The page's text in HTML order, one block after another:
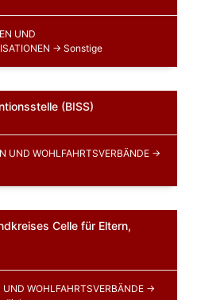
UND
-> Sonstige
(BISS)
UND WOHLFAHRTSVERBÄNDE ->
Celle für Eltern,
WOHLFAHRTSVERBÄNDE ->